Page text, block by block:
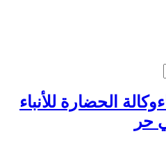
وكالة الحضارة للأنباء
حر